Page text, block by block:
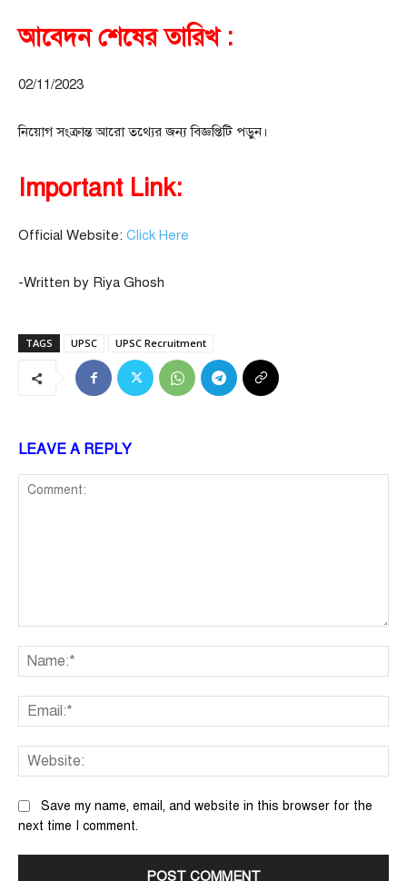
আবেদন শেষের তারিখ :
02/11/2023
নিয়োগ সংক্রান্ত আরো তথ্যের জন্য বিজ্ঞপ্তিটি পড়ুন।
Important Link:
Official Website: Click Here
-Written by Riya Ghosh
TAGS UPSC UPSC Recruitment
LEAVE A REPLY
Save my name, email, and website in this browser for the
next time I comment.